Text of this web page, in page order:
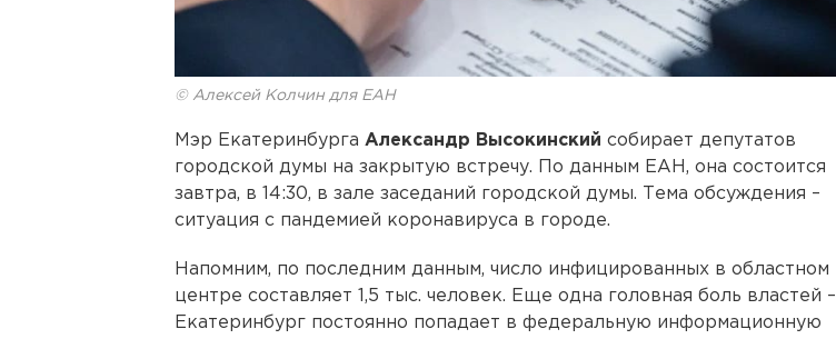
© Алексей Колчин для ЕАН
Мэр Екатеринбурга Александр Высокинский собирает депутатов
городской думы на закрытую встречу. По данным ЕАН, она состоится
завтра, в 14:30, в зале заседаний городской думы. Тема обсуждения –
ситуация с пандемией коронавируса в городе.
Напомним, по последним данным, число инфицированных в областном
центре составляет 1,5 тыс. человек. Еще одна головная боль властей –
Екатеринбург постоянно попадает в федеральную информационную